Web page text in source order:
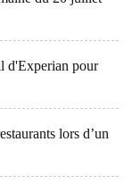
d'Experian pour
lors d’un